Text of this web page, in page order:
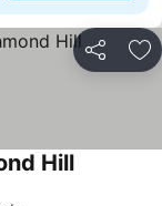
Partilhar
Hill